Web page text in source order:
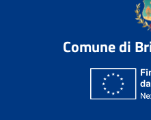
Comune di